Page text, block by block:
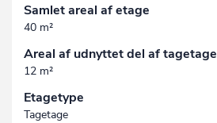
Samlet areal af etage
40 m²
Areal af udnyttet del af tagetage
12 m²
Etagetype
Tagetage